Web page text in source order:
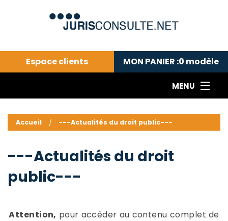
Espace clients MON PANIER :0 modèle
MENU
---Actualités du droit public---
Droit pénal---
Droit privé ---
Abonnement aux actualités
Accueil ---Actualités du droit public---
---Actualités du droit
public---
Attention, pour accéder au contenu complet de